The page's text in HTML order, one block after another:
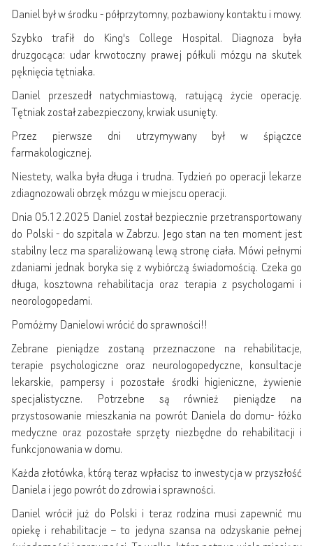
Daniel był w środku - półprzytomny, pozbawiony kontaktu i mowy.
Szybko trafił do King's College Hospital. Diagnoza była
druzgocąca: udar krwotoczny prawej półkuli mózgu na skutek
pęknięcia tętniaka.
Daniel przeszedł natychmiastową, ratującą życie operację.
Tętniak został zabezpieczony, krwiak usunięty.
Przez pierwsze dni utrzymywany był w śpiączce
farmakologicznej.
Niestety, walka była długa i trudna. Tydzień po operacji lekarze
zdiagnozowali obrzęk mózgu w miejscu operacji.
Dnia 05.12.2025 Daniel został bezpiecznie przetransportowany
do Polski - do szpitala w Zabrzu. Jego stan na ten moment jest
stabilny lecz ma sparaliżowaną lewą stronę ciała. Mówi pełnymi
zdaniami jednak boryka się z wybiórczą świadomością. Czeka go
długa, kosztowna rehabilitacja oraz terapia z psychologami i
neorologopedami.
Pomóżmy Danielowi wrócić do sprawności!!
Zebrane pieniądze zostaną przeznaczone na rehabilitacje,
terapie psychologiczne oraz neurologopedyczne, konsultacje
lekarskie, pampersy i pozostałe środki higieniczne, żywienie
specjalistyczne. Potrzebne są również pieniądze na
przystosowanie mieszkania na powrót Daniela do domu- łóżko
medyczne oraz pozostałe sprzęty niezbędne do rehabilitacji i
funkcjonowania w domu.
Każda złotówka, którą teraz wpłacisz to inwestycja w przyszłość
Daniela i jego powrót do zdrowia i sprawności.
Daniel wrócił już do Polski i teraz rodzina musi zapewnić mu
opiekę i rehabilitacje – to jedyna szansa na odzyskanie pełnej